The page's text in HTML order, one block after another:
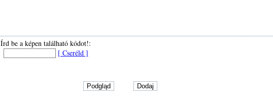
Írd be a képen található kódot!:
[ Cseréld ]